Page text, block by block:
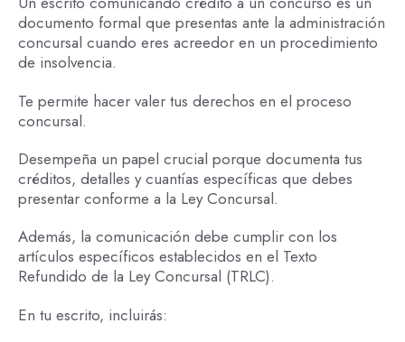
documento formal que presentas ante la administración
concursal cuando eres acreedor en un procedimiento
de insolvencia.
Te permite hacer valer tus derechos en el proceso
concursal.
Desempeña un papel crucial porque documenta tus
créditos, detalles y cuantías específicas que debes
presentar conforme a la Ley Concursal.
Además, la comunicación debe cumplir con los
artículos específicos establecidos en el Texto
Refundido de la Ley Concursal (TRLC).
En tu escrito, incluirás: